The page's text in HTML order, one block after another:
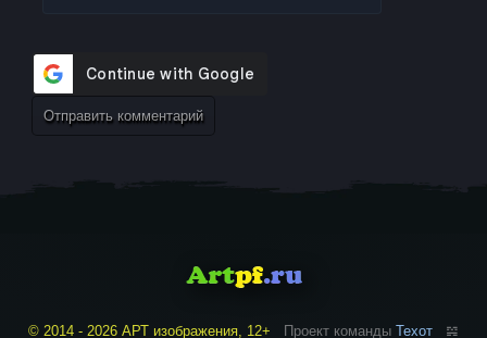
© 2014 - 2026 АРТ изображения, 12+ Проект команды Техот 𝌴